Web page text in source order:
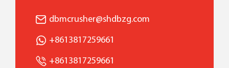
dbmcrusher@shdbzg.com
+8613817259661
+8613817259661